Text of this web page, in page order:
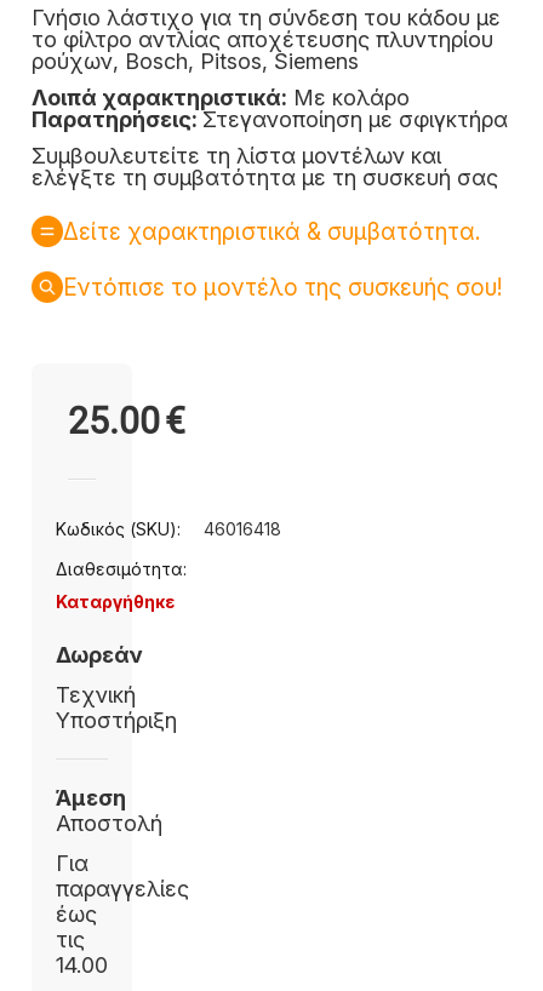
Γνήσιο λάστιχο για τη σύνδεση του κάδου με
το φίλτρο αντλίας αποχέτευσης πλυντηρίου
ρούχων, Bosch, Pitsos, Siemens
Λοιπά χαρακτηριστικά: Με κολάρο
Παρατηρήσεις: Στεγανοποίηση με σφιγκτήρα
Συμβουλευτείτε τη λίστα μοντέλων και
ελέγξτε τη συμβατότητα με τη συσκευή σας
Δείτε χαρακτηριστικά & συμβατότητα.
Εντόπισε το μοντέλο της συσκευής σου!
25.00€
Κωδικός (SKU):
46016418
Διαθεσιμότητα:
Καταργήθηκε
Δωρεάν
Τεχνική
Υποστήριξη
Άμεση
Αποστολή
Για
παραγγελίες
έως
τις
14.00